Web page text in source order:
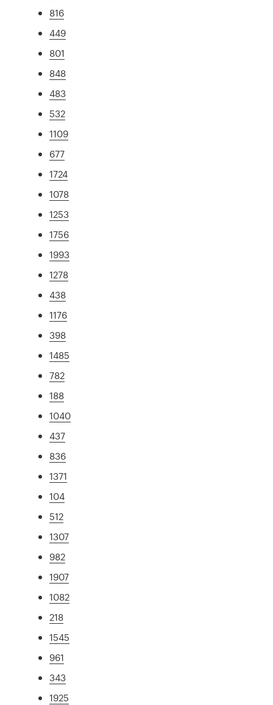
816
449
801
848
483
532
1109
677
1724
1078
1253
1756
1993
1278
438
1176
398
1485
782
188
1040
437
836
1371
104
512
1307
982
1907
1082
218
1545
961
343
1925